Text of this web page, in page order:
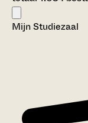
Mijn Studiezaal